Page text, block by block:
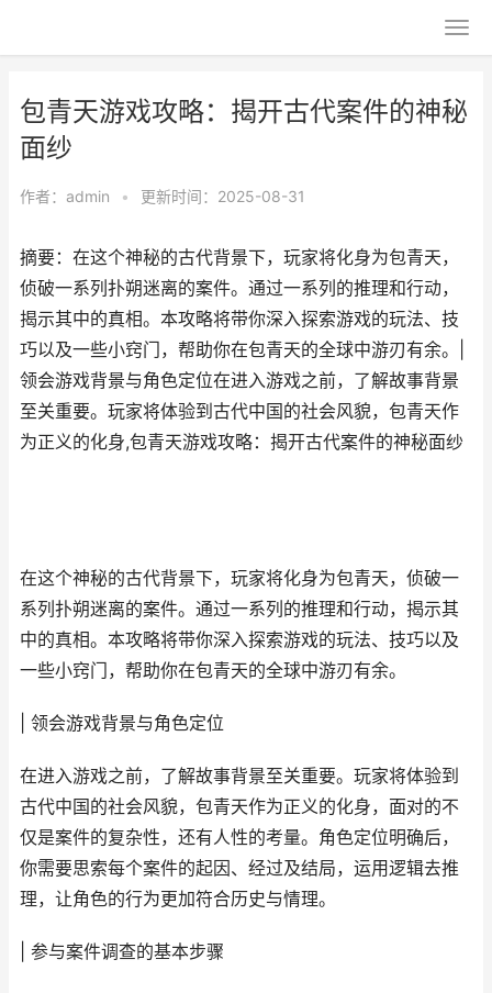
包青天游戏攻略：揭开古代案件的神秘
面纱
作者： admin • 更新时间：2025-08-31
摘要：在这个神秘的古代背景下，玩家将化身为包青天，
侦破一系列扑朔迷离的案件。通过一系列的推理和行动，
揭示其中的真相。本攻略将带你深入探索游戏的玩法、技
巧以及一些小窍门，帮助你在包青天的全球中游刃有余。|
领会游戏背景与角色定位在进入游戏之前，了解故事背景
至关重要。玩家将体验到古代中国的社会风貌，包青天作
为正义的化身,包青天游戏攻略：揭开古代案件的神秘面纱
在这个神秘的古代背景下，玩家将化身为包青天，侦破一
系列扑朔迷离的案件。通过一系列的推理和行动，揭示其
中的真相。本攻略将带你深入探索游戏的玩法、技巧以及
一些小窍门，帮助你在包青天的全球中游刃有余。
| 领会游戏背景与角色定位
在进入游戏之前，了解故事背景至关重要。玩家将体验到
古代中国的社会风貌，包青天作为正义的化身，面对的不
仅是案件的复杂性，还有人性的考量。角色定位明确后，
你需要思索每个案件的起因、经过及结局，运用逻辑去推
理，让角色的行为更加符合历史与情理。
| 参与案件调查的基本步骤